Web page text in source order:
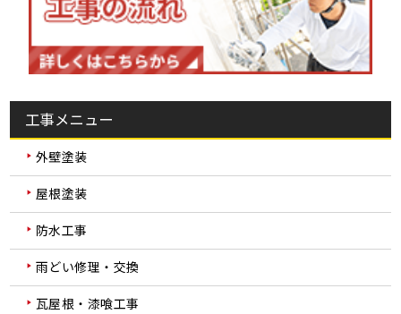
工事メニュー
外壁塗装
屋根塗装
防水工事
雨どい修理・交換
瓦屋根・漆喰工事